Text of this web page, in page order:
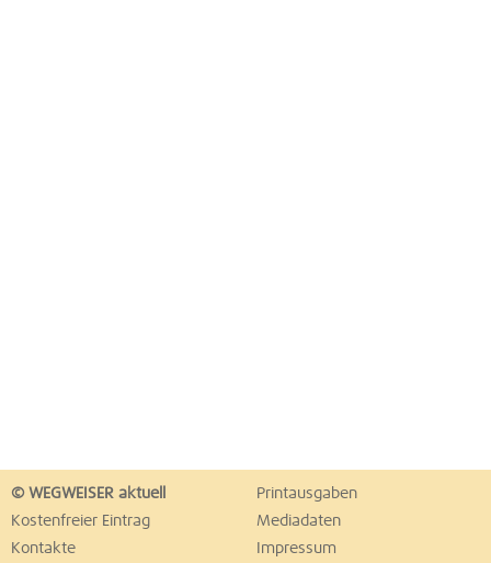
© WEGWEISER aktuell
Printausgaben
Kostenfreier Eintrag
Mediadaten
Kontakte
Impressum